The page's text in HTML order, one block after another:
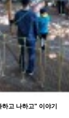
고 나하고" 이야기